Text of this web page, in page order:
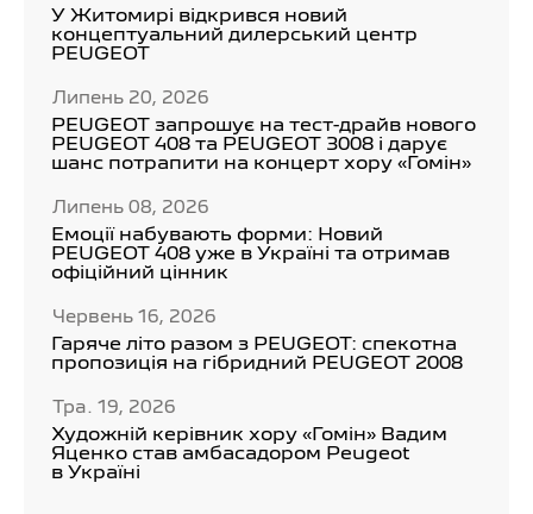
У Житомирі відкрився новий
концептуальний дилерський центр
PEUGEOT
Липень 20, 2026
PEUGEOT запрошує на тест-драйв нового
PEUGEOT 408 та PEUGEOT 3008 і дарує
шанс потрапити на концерт хору «Гомін»
Липень 08, 2026
Емоції набувають форми: Новий
PEUGEOT 408 уже в Україні та отримав
офіційний цінник
Червень 16, 2026
Гаряче літо разом з PEUGEOT: спекотна
пропозиція на гібридний PEUGEOT 2008
Тра. 19, 2026
Художній керівник хору «Гомін» Вадим
Яценко став амбасадором Peugeot
в Україні